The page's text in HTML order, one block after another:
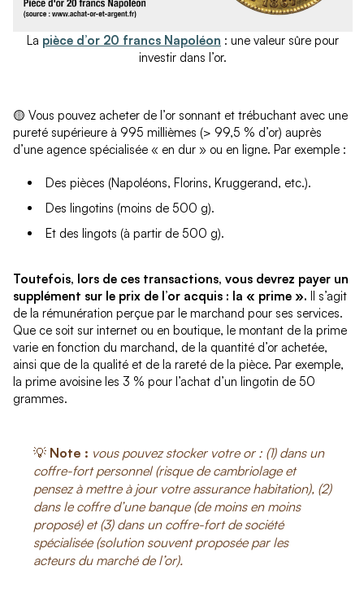
La pièce d’or 20 francs Napoléon : une valeur sûre pour
investir dans l’or.
🟡 Vous pouvez acheter de l’or sonnant et trébuchant avec une
pureté supérieure à 995 millièmes (> 99,5 % d’or) auprès
d’une agence spécialisée « en dur » ou en ligne. Par exemple :
Des pièces (Napoléons, Florins, Kruggerand, etc.).
Des lingotins (moins de 500 g).
Et des lingots (à partir de 500 g).
Toutefois, lors de ces transactions, vous devrez payer un
supplément sur le prix de l’or acquis : la « prime ». Il s’agit
de la rémunération perçue par le marchand pour ses services.
Que ce soit sur internet ou en boutique, le montant de la prime
varie en fonction du marchand, de la quantité d’or achetée,
ainsi que de la qualité et de la rareté de la pièce. Par exemple,
la prime avoisine les 3 % pour l’achat d’un lingotin de 50
grammes.
💡 Note : vous pouvez stocker votre or : (1) dans un
coffre-fort personnel (risque de cambriolage et
pensez à mettre à jour votre assurance habitation), (2)
dans le coffre d’une banque (de moins en moins
proposé) et (3) dans un coffre-fort de société
spécialisée (solution souvent proposée par les
acteurs du marché de l’or).